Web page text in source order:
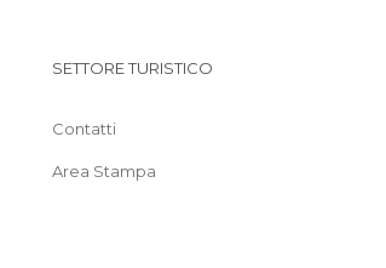
SETTORE TURISTICO
Contatti
Area Stampa